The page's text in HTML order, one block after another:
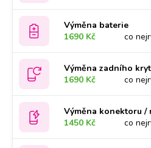
Výměna baterie
1690 Kč
co
Výměna zadního
1690 Kč
co
Výměna konektoru /
1450 Kč
co